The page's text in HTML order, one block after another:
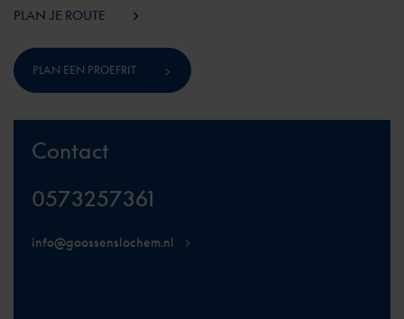
PLAN JE ROUTE
PLAN EEN PROEFRIT
Contact
0573257361
info@goossenslochem.nl